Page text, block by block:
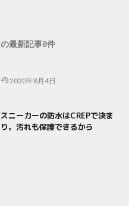
の最新記事8件
2020年8月4日
スニーカーの防水はCREPで決ま
り。汚れも保護できるから